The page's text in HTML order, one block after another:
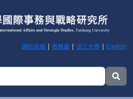
網站地圖 | 教務處 | 淡江大學| English